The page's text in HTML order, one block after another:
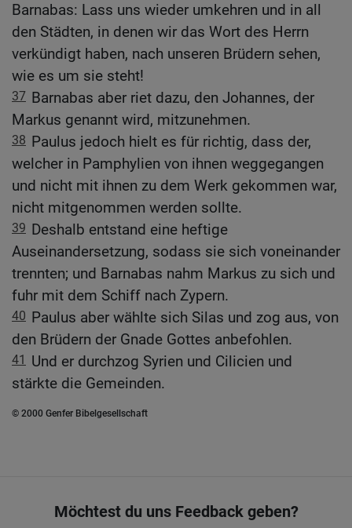
Barnabas: Lass uns wieder umkehren und in all
den Städten, in denen wir das Wort des Herrn
verkündigt haben, nach unseren Brüdern sehen,
wie es um sie steht!
37 Barnabas aber riet dazu, den Johannes, der
Markus genannt wird, mitzunehmen.
38 Paulus jedoch hielt es für richtig, dass der,
welcher in Pamphylien von ihnen weggegangen
und nicht mit ihnen zu dem Werk gekommen war,
nicht mitgenommen werden sollte.
39 Deshalb entstand eine heftige
Auseinandersetzung, sodass sie sich voneinander
trennten; und Barnabas nahm Markus zu sich und
fuhr mit dem Schiff nach Zypern.
40 Paulus aber wählte sich Silas und zog aus, von
den Brüdern der Gnade Gottes anbefohlen.
41 Und er durchzog Syrien und Cilicien und
stärkte die Gemeinden.
© 2000 Genfer Bibelgesellschaft
Möchtest du uns Feedback geben?